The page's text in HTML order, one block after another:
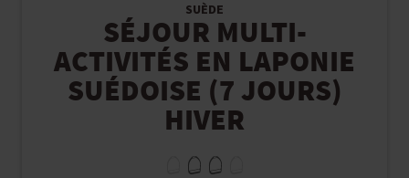
SUÈDE
SÉJOUR MULTI-
ACTIVITÉS EN LAPONIE
SUÉDOISE (7 JOURS)
HIVER